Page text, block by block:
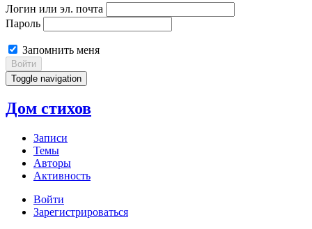
Логин или эл. почта
Пароль
Запомнить меня
Войти
Toggle navigation
Дом стихов
Записи
Темы
Авторы
Активность
Войти
Зарегистрироваться